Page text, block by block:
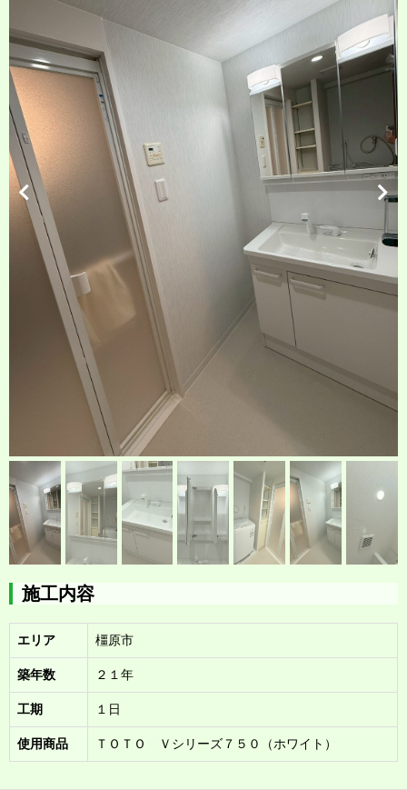
施工内容
エリア 橿原市
築年数 ２１年
工期 １日
使用商品 ＴＯＴＯ Ｖシリーズ７５０（ホワイト）